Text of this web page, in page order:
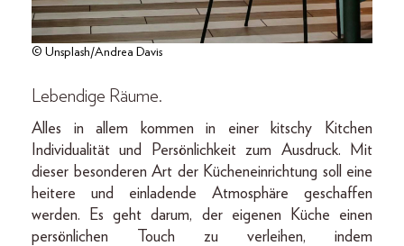
© Unsplash/Andrea Davis
Lebendige Räume.
Alles in allem kommen in einer kitschy Kitchen
Individualität und Persönlichkeit zum Ausdruck. Mit
dieser besonderen Art der Kücheneinrichtung soll eine
heitere und einladende Atmosphäre geschaffen
werden. Es geht darum, der eigenen Küche einen
persönlichen Touch zu verleihen, indem